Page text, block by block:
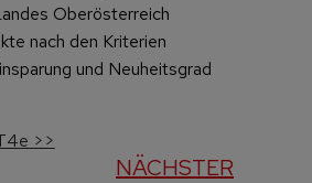
Oberösterreich
nach den Kriterien
und Neuheitsgrad
>>
NÄCHSTER